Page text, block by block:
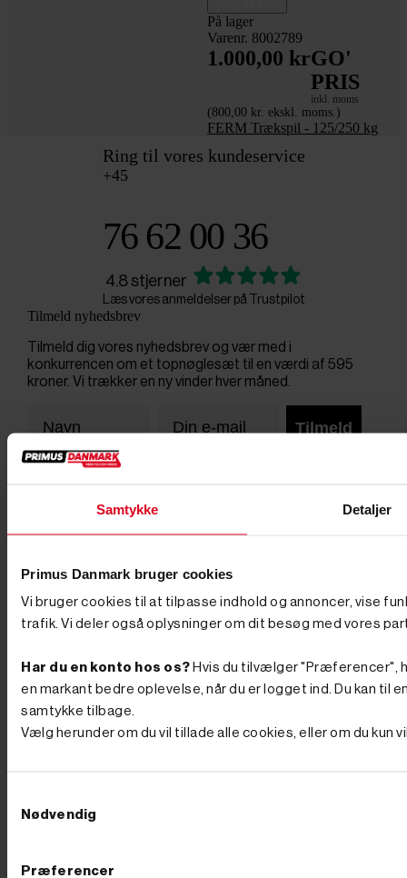
Samtykke Detaljer
Primus Danmark bruger cookies
Vi bruger cookies til at tilpasse indhold og annoncer, vise
trafik. Vi deler også oplysninger om dit besøg med vores
Har du en konto hos os? Hvis du tilvælger "Præferencer",
en markant bedre oplevelse, når du er logget ind. Du kan
samtykke tilbage.
Vælg herunder om du vil tillade alle cookies, eller om du kun
Nødvendig
Præferencer
På lager
Varenr. 8002789
1.000,00 krGO'
PRIS
inkl. moms
(800,00 kr. ekskl. moms.)
FERM Trækspil - 125/250 kg
Ring til vores kundeservice
+45
76 62 00 36
4.8 stjerner
Læs vores anmeldelser på Trustpilot
Tilmeld nyhedsbrev
Tilmeld dig vores nyhedsbrev og vær med i
konkurrencen om et topnøglesæt til en værdi af 595
kroner. Vi trækker en ny vinder hver måned.
Tilmeld
Ved tilmelding gives samtykke til at modtage markedsføring via e-
Primus Danmark
Industrivej 51
Åbningstider Butik
Fredag 8:00-14:30
info@primusdanmark.dk
tlf. 76 62 00 36
Sitemap
Handelsbetingelser